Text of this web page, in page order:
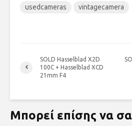
usedcameras vintagecamera
SOLD Hasselblad X2D
100C + Hasselblad XCD
21mm F4
Μπορεί επίσης να